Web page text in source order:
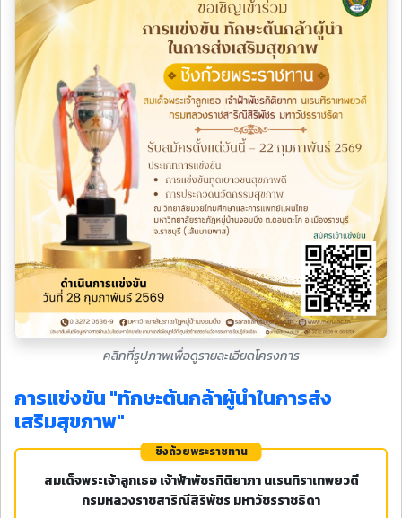
คลิกที่รูปภาพเพื่อดูรายละเอียดโครงการ
การแข่งขัน "ทักษะต้นกล้าผู้นำในการส่ง
เสริมสุขภาพ"
ชิงถ้วยพระราชทาน
สมเด็จพระเจ้าลูกเธอ เจ้าฟ้าพัชรกิติยาภา นเรนทิราเทพยวดี
กรมหลวงราชสาริณีสิริพัชร มหาวัชรราชธิดา